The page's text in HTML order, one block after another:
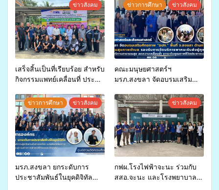
ข่าวสังคม
เสร็จสิ้นเป็นที่เรียบร้อย สำหรับ
กิจกรรมแพทย์เคลื่อนที่ ประจำ
สุขภาพแก่ประชาชนในพื้นที่
อำเภอจะนะ
ข่าวการศึกษา ข่าวสังคม
คณะมนุษยศาสตร์ฯ
มรภ.สงขลา จัดอบรมเสริม
จ่ายงบกองทุนสุขภาพตำบล
รองรับการจัดบริการพาหนะรับ
ส่งผู้ทุพพลภาพเพื่อเข้ารับ
บริการสาธารณสุข ลดความ
เหลื่อมล้ำ ยกระดับคุณภาพ
ชีวิตประชาชนอย่างยั่งยืน
ข่าวการศึกษา ข่าวสังคม
มรภ.สงขลา ยกระดับการ
ประชาสัมพันธ์ในยุคดิจิทัล
ข่าวสังคม
กฟผ.โรงไฟฟ้าจะนะ ร่วมกับ
สสอ.จะนะ และโรงพยาบาล